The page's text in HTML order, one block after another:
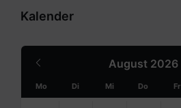
Kalender
August 2026
Month
Mo Di Mi Do Fr